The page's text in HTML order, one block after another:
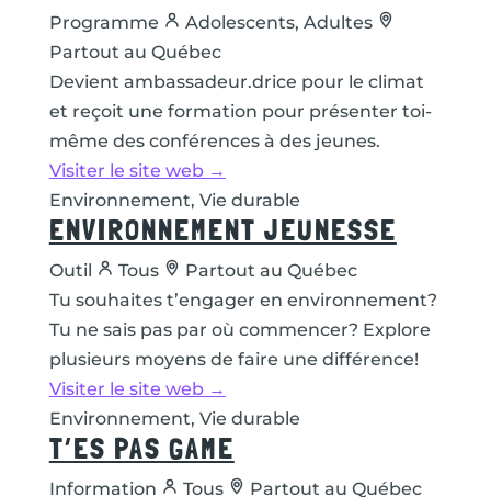
Programme
Adolescents, Adultes
Partout au Québec
Devient ambassadeur.drice pour le climat
et reçoit une formation pour présenter toi-
même des conférences à des jeunes.
Visiter le site web →
Environnement, Vie durable
ENVIRONNEMENT JEUNESSE
Outil Tous
Partout au Québec
Tu souhaites t’engager en environnement?
Tu ne sais pas par où commencer? Explore
plusieurs moyens de faire une différence!
Visiter le site web →
Environnement, Vie durable
T’ES PAS GAME
Information Tous Partout au Québec